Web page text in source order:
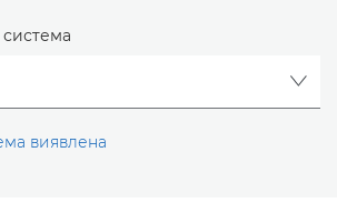
виявлена